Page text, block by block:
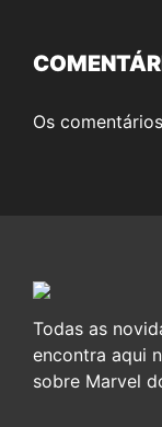
Os
Todas as
encontra aqui
sobre Marvel